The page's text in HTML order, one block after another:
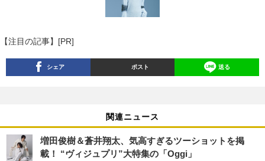
【注目の記事】[PR]
シェア ポスト 送る
関連ニュース
増田俊樹＆蒼井翔太、気高すぎるツーショットを掲
載！ “ヴィジュプリ”大特集の「Oggi」